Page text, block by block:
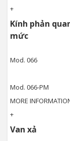
+
Kính phản
mức
Mod. 066
Mod. 066-PM
MORE
+
Van xả